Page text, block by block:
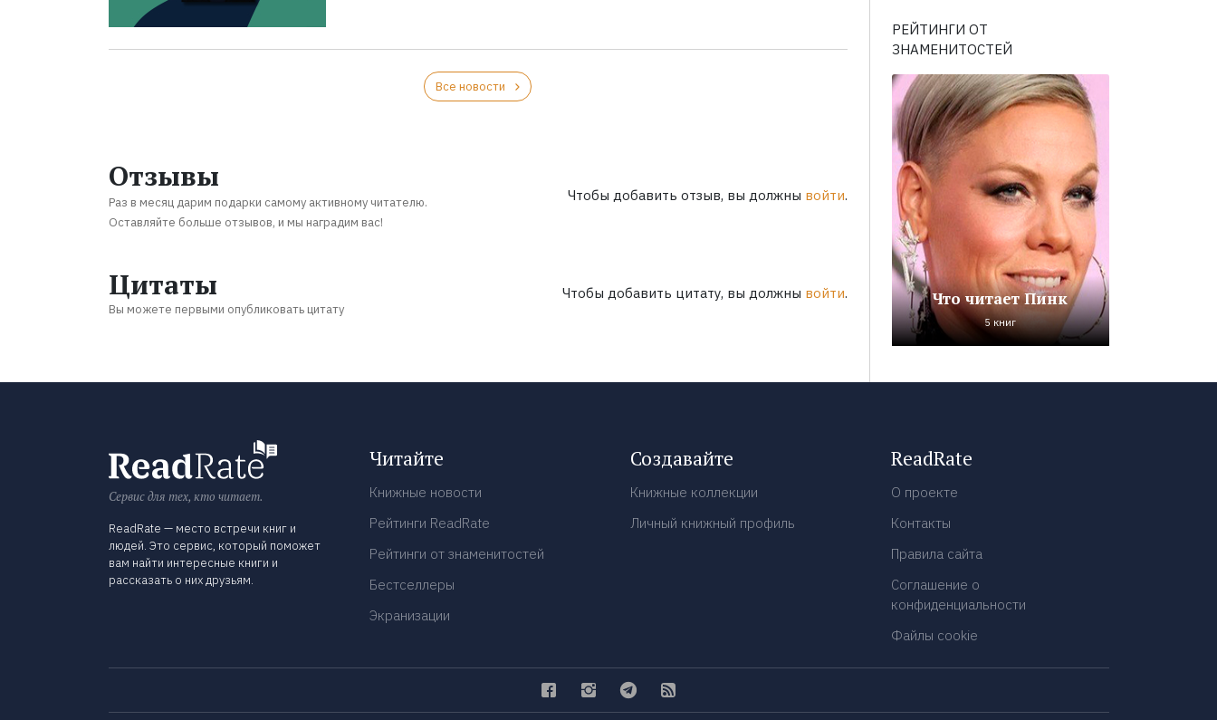
Все новости
Отзывы
Раз в месяц дарим подарки самому активному читателю.
Оставляйте больше отзывов, и мы наградим вас!
Чтобы добавить отзыв, вы должны войти.
Цитаты
Вы можете первыми опубликовать цитату
Чтобы добавить цитату, вы должны войти.
РЕЙТИНГИ ОТ
ЗНАМЕНИТОСТЕЙ
Что читает Пинк
5 книг
Сервис для тех, кто читает.
ReadRate — место встречи книг и
людей. Это сервис, который поможет
вам найти интересные книги и
рассказать о них друзьям.
Читайте
Книжные новости
Рейтинги ReadRate
Рейтинги от знаменитостей
Бестселлеры
Экранизации
Создавайте
Книжные коллекции
Личный книжный профиль
ReadRate
О проекте
Контакты
Правила сайта
Соглашение о
конфиденциальности
Файлы cookie